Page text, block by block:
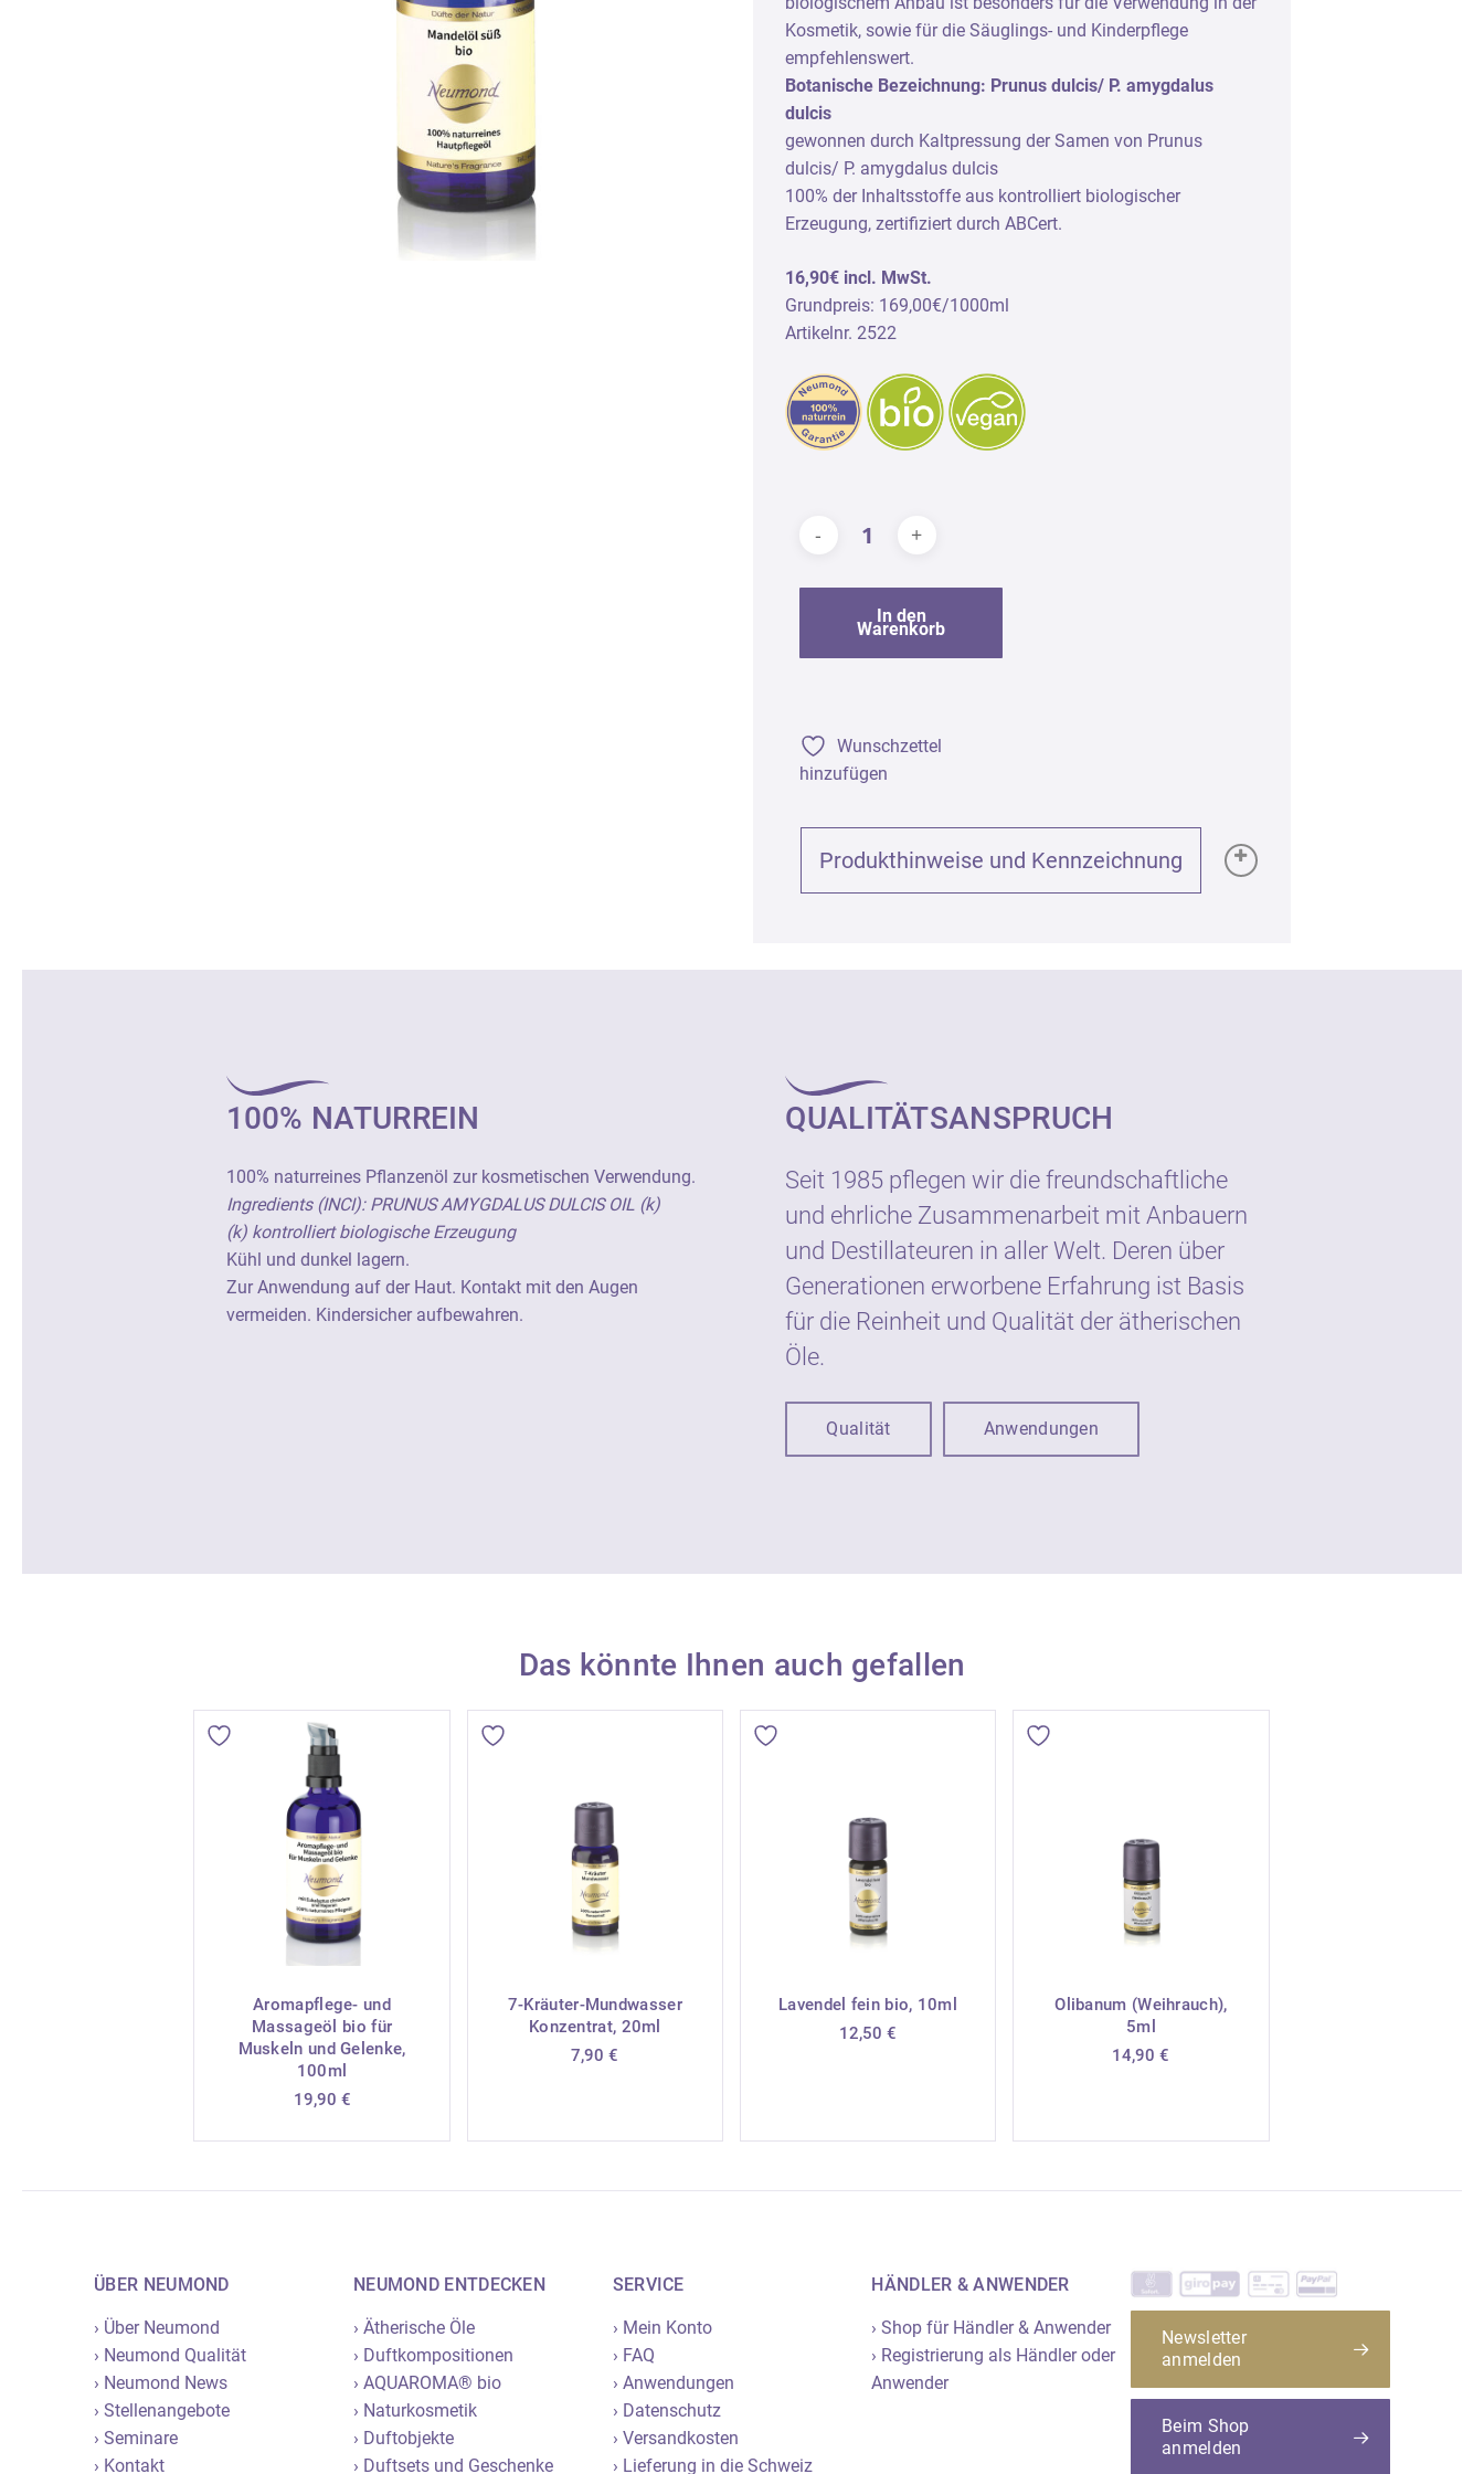
Badedüfte
Mundpflege
Engelslicht Naturparfum
Duftvliese
Zubehör
Leerflaschen und Verschlüsse
Seidenpapier und Duftstreifen
Kosmetik, sowie für die Säuglings- und Kinderpflege
empfehlenswert.
Botanische Bezeichnung: Prunus dulcis/ P. amygdalus
dulcis
gewonnen durch Kaltpressung der Samen von Prunus
dulcis/ P. amygdalus dulcis
100% der Inhaltsstoffe aus kontrolliert biologischer
Erzeugung, zertifiziert durch ABCert.
16,90€ incl. MwSt.
Grundpreis: 169,00€/1000ml
Artikelnr. 2522
In den
Warenkorb
Wunschzettel
hinzufügen
Produkthinweise und Kennzeichnung
Mandelöl süß bio, 100ml
Verwendung.
vermeiden. Kindersicher aufbewahren.
Hersteller:
Neumond - Düfte der Natur GmbH
Tel.: +49 8807 940800
E-Mail: info@neumond.de
100% NATURREIN
100% naturreines Pflanzenöl zur kosmetischen Verwendung.
Ingredients (INCI): PRUNUS AMYGDALUS DULCIS OIL (k)
(k) kontrolliert biologische Erzeugung
Kühl und dunkel lagern.
Zur Anwendung auf der Haut. Kontakt mit den Augen
vermeiden. Kindersicher aufbewahren.
QUALITÄTSANSPRUCH
Seit 1985 pflegen wir die freundschaftliche
und ehrliche Zusammenarbeit mit Anbauern
und Destillateuren in aller Welt. Deren über
Generationen erworbene Erfahrung ist Basis
für die Reinheit und Qualität der ätherischen
Öle.
Qualität Anwendungen
Das könnte Ihnen auch gefallen
Aromapflege- und
Massageöl bio für
Muskeln und Gelenke,
100ml
19,90 €
7-Kräuter-Mundwasser
Konzentrat, 20ml
7,90€
Lavendel fein bio, 10ml
12,50€
Olibanum (Weihrauch),
5ml
14,90€
ÜBER NEUMOND
› Über Neumond
› Neumond Qualität
› Neumond News
› Stellenangebote
› Seminare
› Kontakt
NEUMOND ENTDECKEN
› Ätherische Öle
› Duftkompositionen
› AQUAROMA® bio
› Naturkosmetik
› Duftobjekte
› Duftsets und Geschenke
SERVICE
› Mein Konto
› FAQ
› Anwendungen
› Datenschutz
› Versandkosten
› Lieferung in die Schweiz
HÄNDLER & ANWENDER
› Shop für Händler & Anwender
› Registrierung als Händler oder
Anwender
Newsletter
anmelden
Beim Shop
anmelden